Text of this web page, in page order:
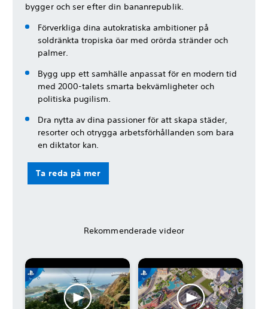
bygger och ser efter din bananrepublik.
Förverkliga dina autokratiska ambitioner på
soldränkta tropiska öar med orörda stränder och
palmer.
Bygg upp ett samhälle anpassat för en modern tid
med 2000-talets smarta bekvämligheter och
politiska pugilism.
Dra nytta av dina passioner för att skapa städer,
resorter och otrygga arbetsförhållanden som bara
en diktator kan.
Ta reda på mer
Rekommenderade videor